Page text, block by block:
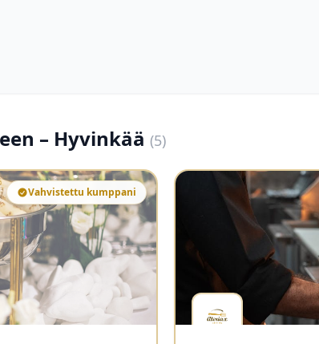
– Hyvinkää (5)
Vahvistettu kumppani